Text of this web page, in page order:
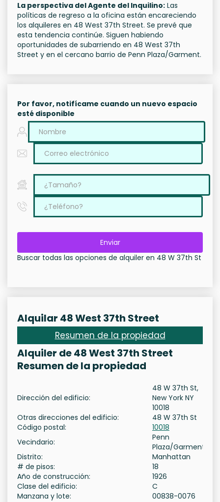
La perspectiva del Agente del Inquilino: Las
políticas de regreso a la oficina están encareciendo
los alquileres en 48 West 37th Street. Se prevé que
esta tendencia continúe. Siguen habiendo
oportunidades de subarriendo en 48 West 37th
Street y en el cercano barrio de Penn Plaza/Garment.
Por favor, notifícame cuando un nuevo espacio
esté disponible
Enviar
Buscar todas las opciones de alquiler en 48 W 37th St
Alquilar 48 West 37th Street
Resumen de la propiedad
Alquiler de 48 West 37th Street
Resumen de la propiedad
Dirección del edificio:
48 W 37th St,
New York NY
10018
Otras direcciones del edificio:
48 W 37th St
Código postal:
10018
Vecindario:
Penn
Plaza/Garment
Distrito:
Manhattan
# de pisos:
18
Año de construcción:
1926
Clase del edificio:
C
Manzana y lote:
00838-0076